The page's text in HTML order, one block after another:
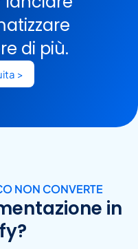
di più.
>
NON CONVERTE
in